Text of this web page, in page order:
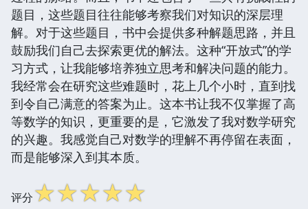
题目，这些题目往往能够考察我们对知识的深层理
解。对于这些题目，书中会提供多种解题思路，并且
鼓励我们自己去探索更优的解法。这种“开放式”的学
习方式，让我能够培养独立思考和解决问题的能力。
我经常会在研究这些难题时，花上几个小时，直到找
到令自己满意的答案为止。这本书让我不仅掌握了高
等数学的知识，更重要的是，它激发了我对数学研究
的兴趣。我感觉自己对数学的理解不再停留在表面，
而是能够深入到其本质。
评分☆☆☆☆☆